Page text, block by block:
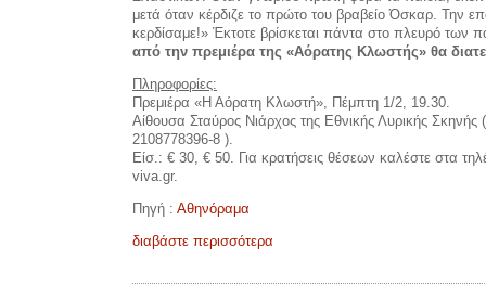
μετά όταν κέρδιζε το πρώτο του βραβείο Όσκαρ. Την
κερδίσαμε!» Έκτοτε βρίσκεται πάντα στο πλευρό των
από την πρεμιέρα της «Αόρατης Κλωστής» θα
Πληροφορίες:
Πρεμιέρα «Η Αόρατη Κλωστή», Πέμπτη 1/2, 19.30.
Αίθουσα Σταύρος Νιάρχος της Εθνικής Λυρικής
2108778396-8 ).
Είσ.: € 30, € 50. Για κρατήσεις θέσεων καλέστε στα
viva.gr.
Πηγή : Αθηνόραμα
διαβάστε περισσότερα